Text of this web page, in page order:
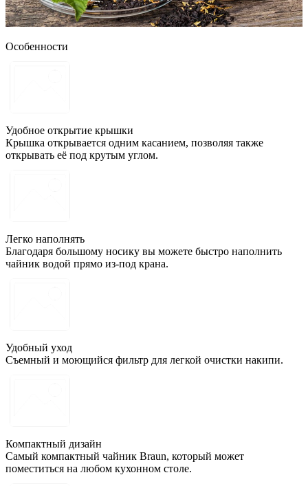
Особенности
Удобное открытие крышки
Крышка открывается одним касанием, позволяя также
открывать её под крутым углом.
Легко наполнять
Благодаря большому носику вы можете быстро наполнить
чайник водой прямо из-под крана.
Удобный уход
Съемный и моющийся фильтр для легкой очистки накипи.
Компактный дизайн
Самый компактный чайник Braun, который может
поместиться на любом кухонном столе.